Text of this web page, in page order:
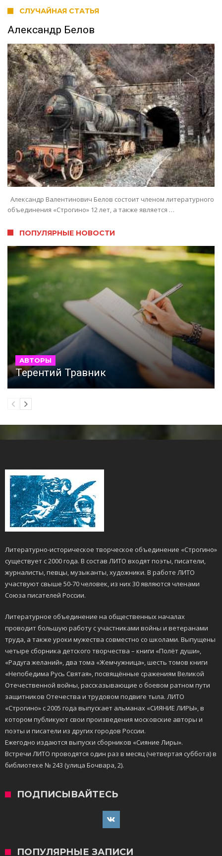
СЛУЧАЙНАЯ СТАТЬЯ
Александр Белов
Александр Валентинович Белов состоит членом литературного
объединения «Строгино» 12 лет, а также является …
ПОПУЛЯРНЫЕ НОВОСТИ
АВТОРЫ
Терентий Травник
Литературно-историческое творческое объединение «Строгино»
существует с 2000 года. В состав ЛИТО входят поэты, писатели,
журналисты, певцы, музыканты, художники. В работе ЛИТО
участвуют свыше 50-70 человек, из них 30 являются членами
Союза писателей России.
Литературное объединение на общественных началах
проводит большую работу с участниками войны и ветеранами
труда, а также уроки мужества совместно со школами. Выпущены
четыре сборника детского творчества – книги «Полёт души»,
«Радуга желаний», два тома «Жемчужница», шесть томов книги
«Непобедима Русь Святая», посвящённые сражениям Великой
Отечественной войны, рассказывающие о боевом ратном пути
защитников Отечества и трудовом подвиге тыла. ЛИТО
«Строгино» с 2005 года выпускает альманах «СИЯНИЕ ЛИРЫ», в
котором публикуют свои произведения московские авторы и
поэты и писатели из других городов России.
Ежегодно издаются выпуски сборников «Сияние Лиры».
Встречи ЛИТО проводятся один раз в месяц (четвертая суббота) в
библиотеке № 243 (улица Бочвара, 2).
ПОДПИСЫВАЙТЕСЬ
ПОПУЛЯРНЫЕ ЗАПИСИ